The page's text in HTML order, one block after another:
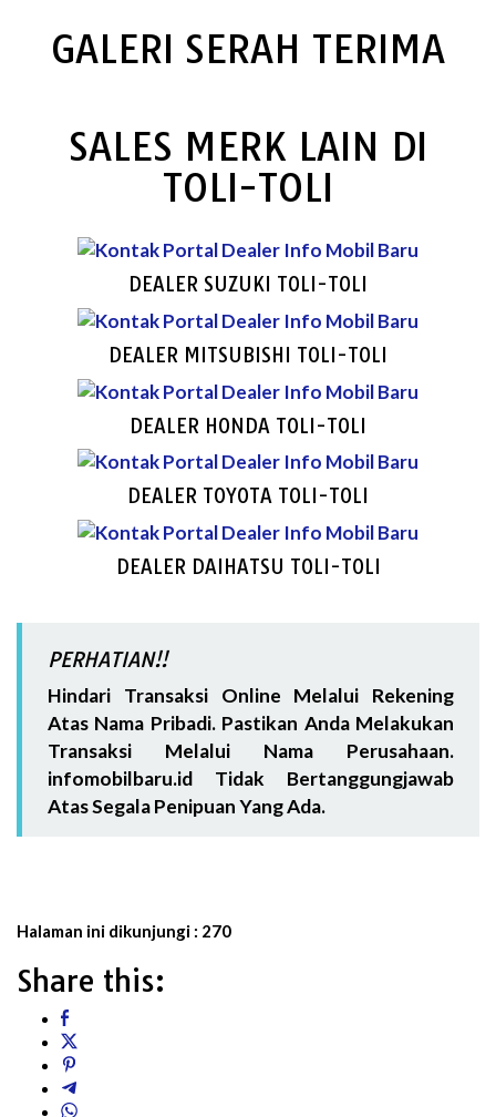
GALERI SERAH TERIMA
SALES MERK LAIN DI
TOLI-TOLI
DEALER SUZUKI TOLI-TOLI
DEALER MITSUBISHI TOLI-TOLI
DEALER HONDA TOLI-TOLI
DEALER TOYOTA TOLI-TOLI
DEALER DAIHATSU TOLI-TOLI
PERHATIAN!!
Hindari Transaksi Online Melalui Rekening
Atas Nama Pribadi. Pastikan Anda Melakukan
Transaksi Melalui Nama Perusahaan.
infomobilbaru.id Tidak Bertanggungjawab
Atas Segala Penipuan Yang Ada.
Halaman ini dikunjungi : 270
Share this: